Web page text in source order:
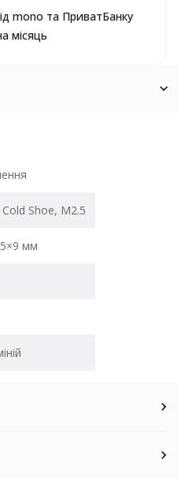
mono та ПриватБанку
місяць
Shoe, M2.5
мм